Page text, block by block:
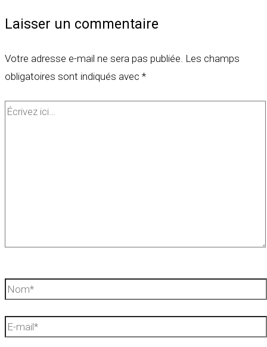
Laisser un commentaire
Votre adresse e-mail ne sera pas publiée. Les champs
obligatoires sont indiqués avec *
Écrivez
Nom*
E-